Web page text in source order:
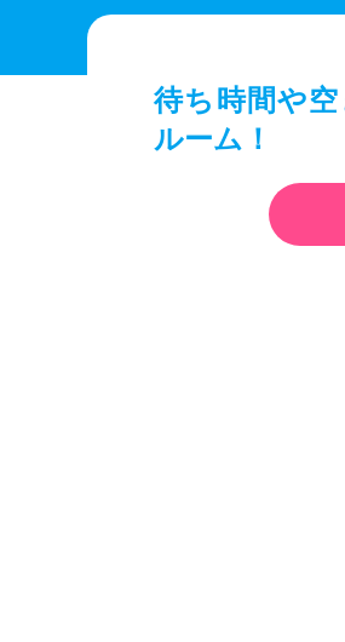
待ち時間や
ルーム！